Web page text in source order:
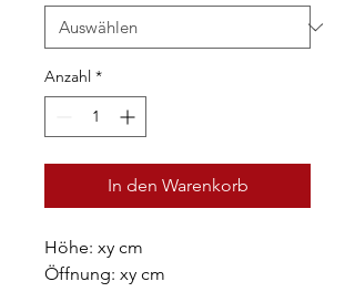
Anzahl *
In den Warenkorb
Höhe: xy cm
Öffnung: xy cm